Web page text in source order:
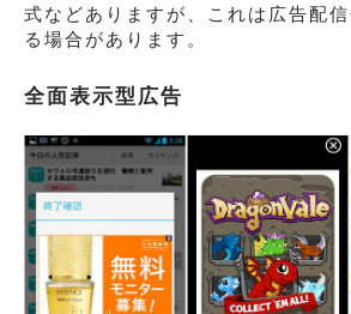
式などありますが、これは広告配
る場合があります。
全面表示型広告